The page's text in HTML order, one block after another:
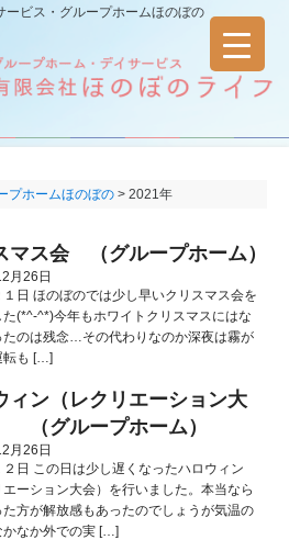
ビス・グループホームほのぼの
プホームほのぼの > 2021年
マス会 （グループホーム）
月26日
１日 ほのぼのでは少し早いクリスマス会を
た(*^-^*)今年もホワイトクリスマスにはな
たのは残念…その代わりなのか深夜は霧が
転も […]
ィン（レクリエーション大
グループホーム）
月26日
２日 この日は少し遅くなったハロウィン
エーション大会）を行いました。本当なら
た方が解放感もあったのでしょうが気温の
かなか外での実 […]